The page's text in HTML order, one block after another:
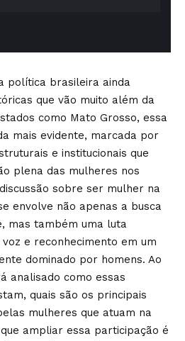
política brasileira ainda
que vão muito além da
como Mato Grosso, essa
mais evidente, marcada por
e institucionais que
plena das mulheres nos
sobre ser mulher na
envolve não apenas a busca
mas também uma luta
e reconhecimento em um
dominado por homens. Ao
analisado como essas
quais são os principais
mulheres que atuam na
ampliar essa participação é